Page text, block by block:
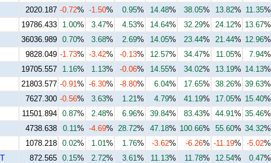
2020.187 -0.72% -1.50% 0.95% 14.48% 38.05% 13.82% 11.35%
19786.433 1.00% 3.47% 4.53% 14.64% 32.29% 24.12% 13.67%
36036.989 0.70% 3.68% 2.69% 14.05% 23.44% 21.44% 12.96%
9828.049 -1.73% -3.42% -0.13% 12.57% 34.47% 11.05% 7.94%
19705.557 1.16% 1.13% -0.06% 14.55% 34.02% 13.19% 14.13%
21803.577 -0.91 % -6.30% -8.80% 6.04% 17.65% 38.26% 39.63%
7627.300 -0.56% 3.63% 1.21 % 4.79% 41.19% 17.05% 15.40%
11501.894 0.87% 2.48% 6.96% 39.84% 83.43% 44.91 % 35.46%
4738.638 0.11 % -4.69% 28.72% 47.18% 100.66% 55.60% 34.32%
1078.218 0.02% 1.01 % 1.76% -3.62% -6.26% -11.19% -5.02%
872.565 0.15% 2.72% 3.61 % 11.13% 11.78% 12.54% 0.47%